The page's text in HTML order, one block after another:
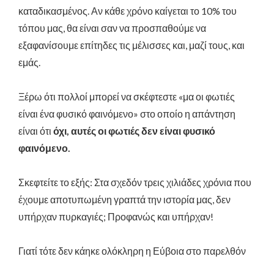
καταδικασμένος. Αν κάθε χρόνο καίγεται το 10% του
τόπου μας, θα είναι σαν να προσπαθούμε να
εξαφανίσουμε επίτηδες τις μέλισσες και, μαζί τους, και
εμάς.
Ξέρω ότι πολλοί μπορεί να σκέφτεστε «μα οι φωτιές
είναι ένα φυσικό φαινόμενο» στο οποίο η απάντηση
είναι ότι όχι, αυτές οι φωτιές δεν είναι φυσικό
φαινόμενο.
Σκεφτείτε το εξής: Στα σχεδόν τρεις χιλιάδες χρόνια που
έχουμε αποτυπωμένη γραπτά την ιστορία μας, δεν
υπήρχαν πυρκαγιές; Προφανώς και υπήρχαν!
Γιατί τότε δεν κάηκε ολόκληρη η Εύβοια στο παρελθόν